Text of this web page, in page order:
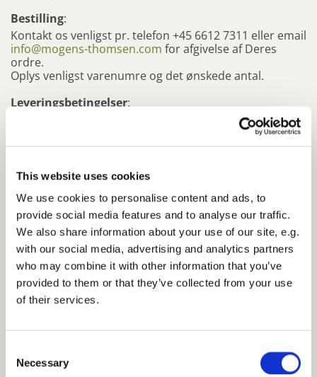
This website uses cookies
We use cookies to personalise content and ads, to
provide social media features and to analyse our traffic.
We also share information about your use of our site, e.g.
with our social media, advertising and analytics partners
who may combine it with other information that you’ve
provided to them or that they’ve collected from your use
of their services.
Selection
Necessary
Bestilling:
Kontakt os venligst pr. telefon +45 6612 7311 eller email
info@mogens-thomsen.com for afgivelse af Deres
ordre.
Oplys venligst varenumre og det ønskede antal.
Leveringsbetingelser:
Ved bestilling inden kl. 12.00 kan varen afsendes
Deres ordre afsendes hurtigst muligt efter
ordreafgivelse.Der vedlægges faktura som venligst
bedes betalt 14 dage fra fakturadato.Bankoverførsel til
bankkonto: 2878 6288779307. Angiv venligst
fakturanummer på overførslen.
Betalingsbetingelser, Øvrige :
Bankoverførsel til bankkonto: 2878 6288779307. Angiv
venligst Deres fulde navn på overførslen.Deres ordre
afsendes hurtigst muligt efter betalingen er indgået på
Forsendelse sker enten med PostNord, fragtmand eller
GLS - hvis ikke kunden har specielle ønsker vælger vi